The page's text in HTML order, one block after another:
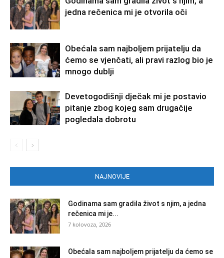
jedna rečenica mi je otvorila oči
Obećala sam najboljem prijatelju da
ćemo se vjenčati, ali pravi razlog bio je
mnogo dublji
Devetogodišnji dječak mi je postavio
pitanje zbog kojeg sam drugačije
pogledala dobrotu
NAJNOVIJE
Godinama sam gradila život s njim, a jedna
rečenica mi je...
7 kolovoza, 2026
Obećala sam najboljem prijatelju da ćemo se